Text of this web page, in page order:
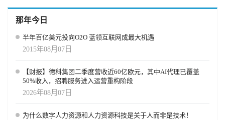
那年今日
半年百亿美元投向O2O 蓝领互联网成最大机遇
2015年08月07日
【财报】德科集团二季度营收近60亿欧元，其中AI代理已覆盖
50%收入，招聘服务进入运营重构阶段
2026年08月07日
为什么数字人力资源和人力资源科技是关于人而非是技术！